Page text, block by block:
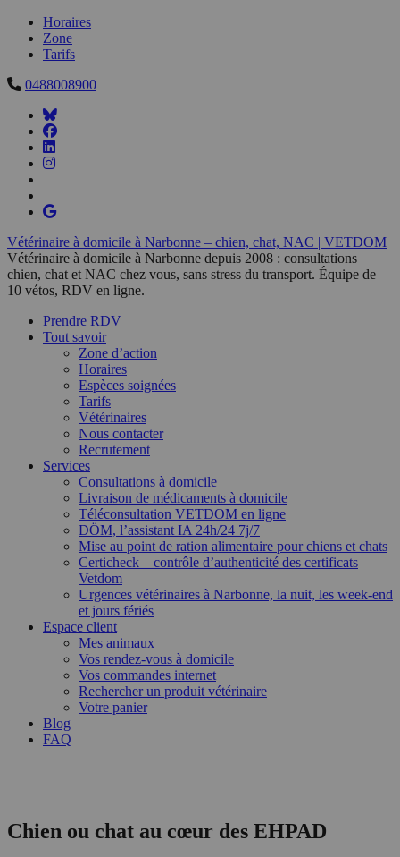
Horaires
Zone
Tarifs
0488008900
Vétérinaire à domicile à Narbonne – chien, chat, NAC | VETDOM
Vétérinaire à domicile à Narbonne depuis 2008 : consultations
chien, chat et NAC chez vous, sans stress du transport. Équipe de
10 vétos, RDV en ligne.
Prendre RDV
Tout savoir
Zone d’action
Horaires
Espèces soignées
Tarifs
Vétérinaires
Nous contacter
Recrutement
Services
Consultations à domicile
Livraison de médicaments à domicile
Téléconsultation VETDOM en ligne
DÖM, l’assistant IA 24h/24 7j/7
Mise au point de ration alimentaire pour chiens et chats
Certicheck – contrôle d’authenticité des certificats
Vetdom
Urgences vétérinaires à Narbonne, la nuit, les week-end
et jours fériés
Espace client
Mes animaux
Vos rendez-vous à domicile
Vos commandes internet
Rechercher un produit vétérinaire
Votre panier
Blog
FAQ
Chien ou chat au cœur des EHPAD